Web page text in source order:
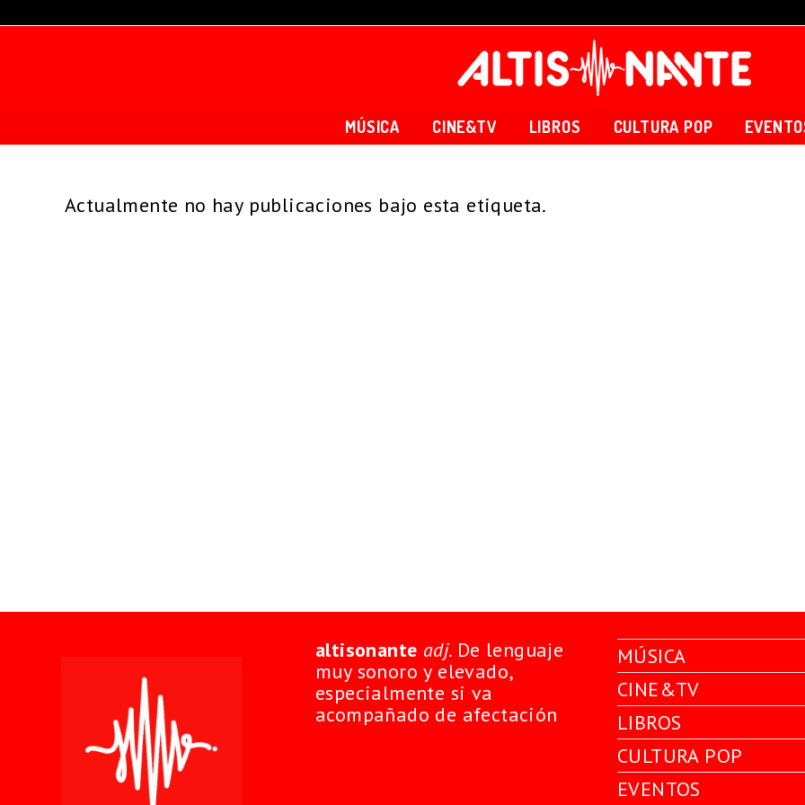
MÚSICA CINE&TV LIBROS CULTURA POP
Actualmente no hay publicaciones bajo esta etiqueta.
altisonante adj. De lenguaje
muy sonoro y elevado,
especialmente si va
acompañado de afectación
MÚSICA
CINE&TV
LIBROS
CULTURA POP
EVENTOS